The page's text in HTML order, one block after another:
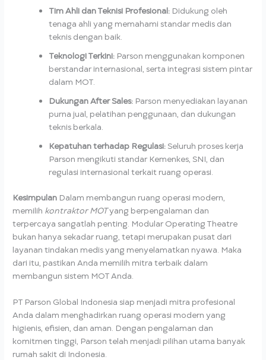
Tim Ahli dan Teknisi Profesional: Didukung oleh
tenaga ahli yang memahami standar medis dan
teknis dengan baik.
Teknologi Terkini: Parson menggunakan komponen
berstandar internasional, serta integrasi sistem pintar
dalam MOT.
Dukungan After Sales: Parson menyediakan layanan
purna jual, pelatihan penggunaan, dan dukungan
teknis berkala.
Kepatuhan terhadap Regulasi:Seluruh proses kerja
Parson mengikuti standar Kemenkes, SNI, dan
regulasi internasional terkait ruang operasi.
Kesimpulan Dalam membangun ruang operasi modern,
memilih kontraktor MOTyang berpengalaman dan
terpercaya sangatlah penting. Modular Operating Theatre
bukan hanya sekadar ruang, tetapi merupakan pusat dari
layanan tindakan medis yang menyelamatkan nyawa. Maka
dari itu, pastikan Anda memilih mitra terbaik dalam
membangun sistem MOT Anda.
PT Parson Global Indonesia siap menjadi mitra profesional
Anda dalam menghadirkan ruang operasi modern yang
higienis, efisien, dan aman. Dengan pengalaman dan
komitmen tinggi, Parson telah menjadi pilihan utama banyak
rumah sakit di Indonesia.